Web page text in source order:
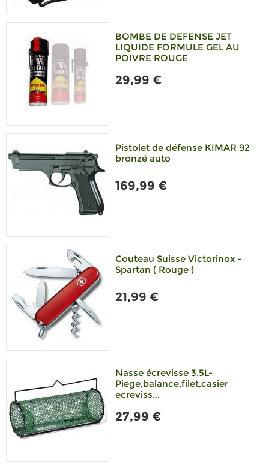
BOMBE DE DEFENSE JET
LIQUIDE FORMULE GEL AU
POIVRE ROUGE
29,99 €
Pistolet de défense KIMAR 92
bronzé auto
169,99 €
Couteau Suisse Victorinox -
Spartan ( Rouge )
21,99 €
Nasse écrevisse 3.5L-
Piege,balance,filet,casier
ecreviss...
27,99 €